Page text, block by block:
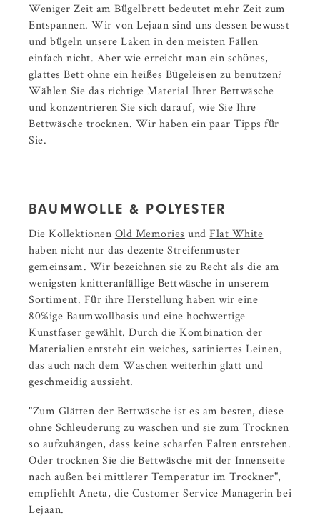
Weniger Zeit am Bügelbrett bedeutet mehr Zeit zum
Entspannen. Wir von Lejaan sind uns dessen bewusst
und bügeln unsere Laken in den meisten Fällen
einfach nicht. Aber wie erreicht man ein schönes,
glattes Bett ohne ein heißes Bügeleisen zu benutzen?
Wählen Sie das richtige Material Ihrer Bettwäsche
und konzentrieren Sie sich darauf, wie Sie Ihre
Bettwäsche trocknen. Wir haben ein paar Tipps für
Sie.
BAUMWOLLE & POLYESTER
Die Kollektionen Old Memories undFlat White
haben nicht nur das dezente Streifenmuster
gemeinsam. Wir bezeichnen sie zu Recht als die am
wenigsten knitteranfällige Bettwäsche in unserem
Sortiment. Für ihre Herstellung haben wir eine
80%ige Baumwollbasis und eine hochwertige
Kunstfaser gewählt. Durch die Kombination der
Materialien entsteht ein weiches, satiniertes Leinen,
das auch nach dem Waschen weiterhin glatt und
geschmeidig aussieht.
"Zum Glätten der Bettwäsche ist es am besten, diese
ohne Schleuderung zu waschen und sie zum Trocknen
so aufzuhängen, dass keine scharfen Falten entstehen.
Oder trocknen Sie die Bettwäsche mit der Innenseite
nach außen bei mittlerer Temperatur im Trockner",
empfiehlt Aneta, die Customer Service Managerin bei
Lejaan.